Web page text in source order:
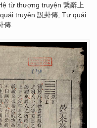
từ thượng truyện 繋辭上
truyện 説卦傳, Tự quái
傳.